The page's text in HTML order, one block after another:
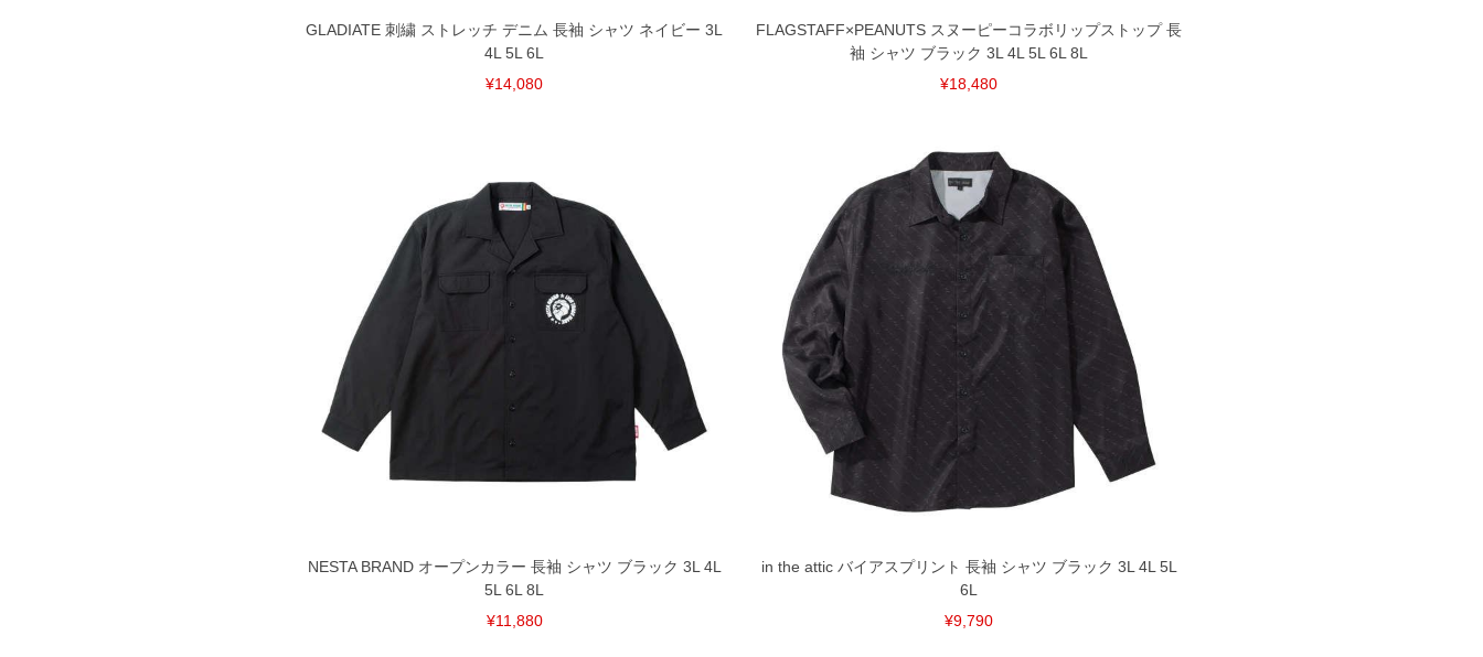
GLADIATE 刺繍 ストレッチ デニム 長袖 シャツ ネイビー 3L
4L 5L 6L
¥14,080
FLAGSTAFF×PEANUTS スヌーピーコラボリップストップ 長
袖 シャツ ブラック 3L 4L 5L 6L 8L
¥18,480
NESTA BRAND オープンカラー 長袖 シャツ ブラック 3L 4L
5L 6L 8L
¥11,880
in the attic バイアスプリント 長袖 シャツ ブラック 3L 4L 5L
6L
¥9,790